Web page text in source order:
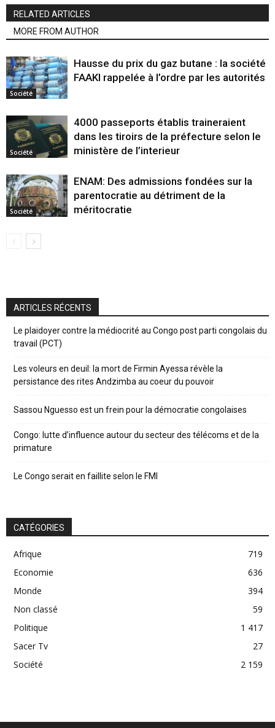
RELATED ARTICLES
MORE FROM AUTHOR
Société
Hausse du prix du gaz butane : la société
FAAKI rappelée à l’ordre par les autorités
Société
4000 passeports établis traineraient
dans les tiroirs de la préfecture selon le
ministère de l’interieur
Société
ENAM: Des admissions fondées sur la
parentocratie au détriment de la
méritocratie
ARTICLES RÉCENTS
Le plaidoyer contre la médiocrité au Congo post parti congolais du
travail (PCT)
Les voleurs en deuil: la mort de Firmin Ayessa révèle la
persistance des rites Andzimba au coeur du pouvoir
Sassou Nguesso est un frein pour la démocratie congolaises
Congo: lutte d’influence autour du secteur des télécoms et de la
primature
Le Congo serait en faillite selon le FMI
CATÉGORIES
Afrique
719
Economie
636
Monde
394
Non classé
59
Politique
1 417
Sacer Tv
27
Société
2 159